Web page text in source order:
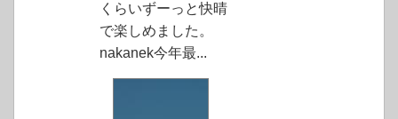
くらいずーっと快晴
で楽しめました。
nakanek今年最...